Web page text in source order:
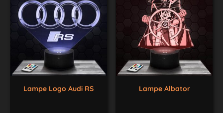
Lampe Logo Audi RS Lampe Albator